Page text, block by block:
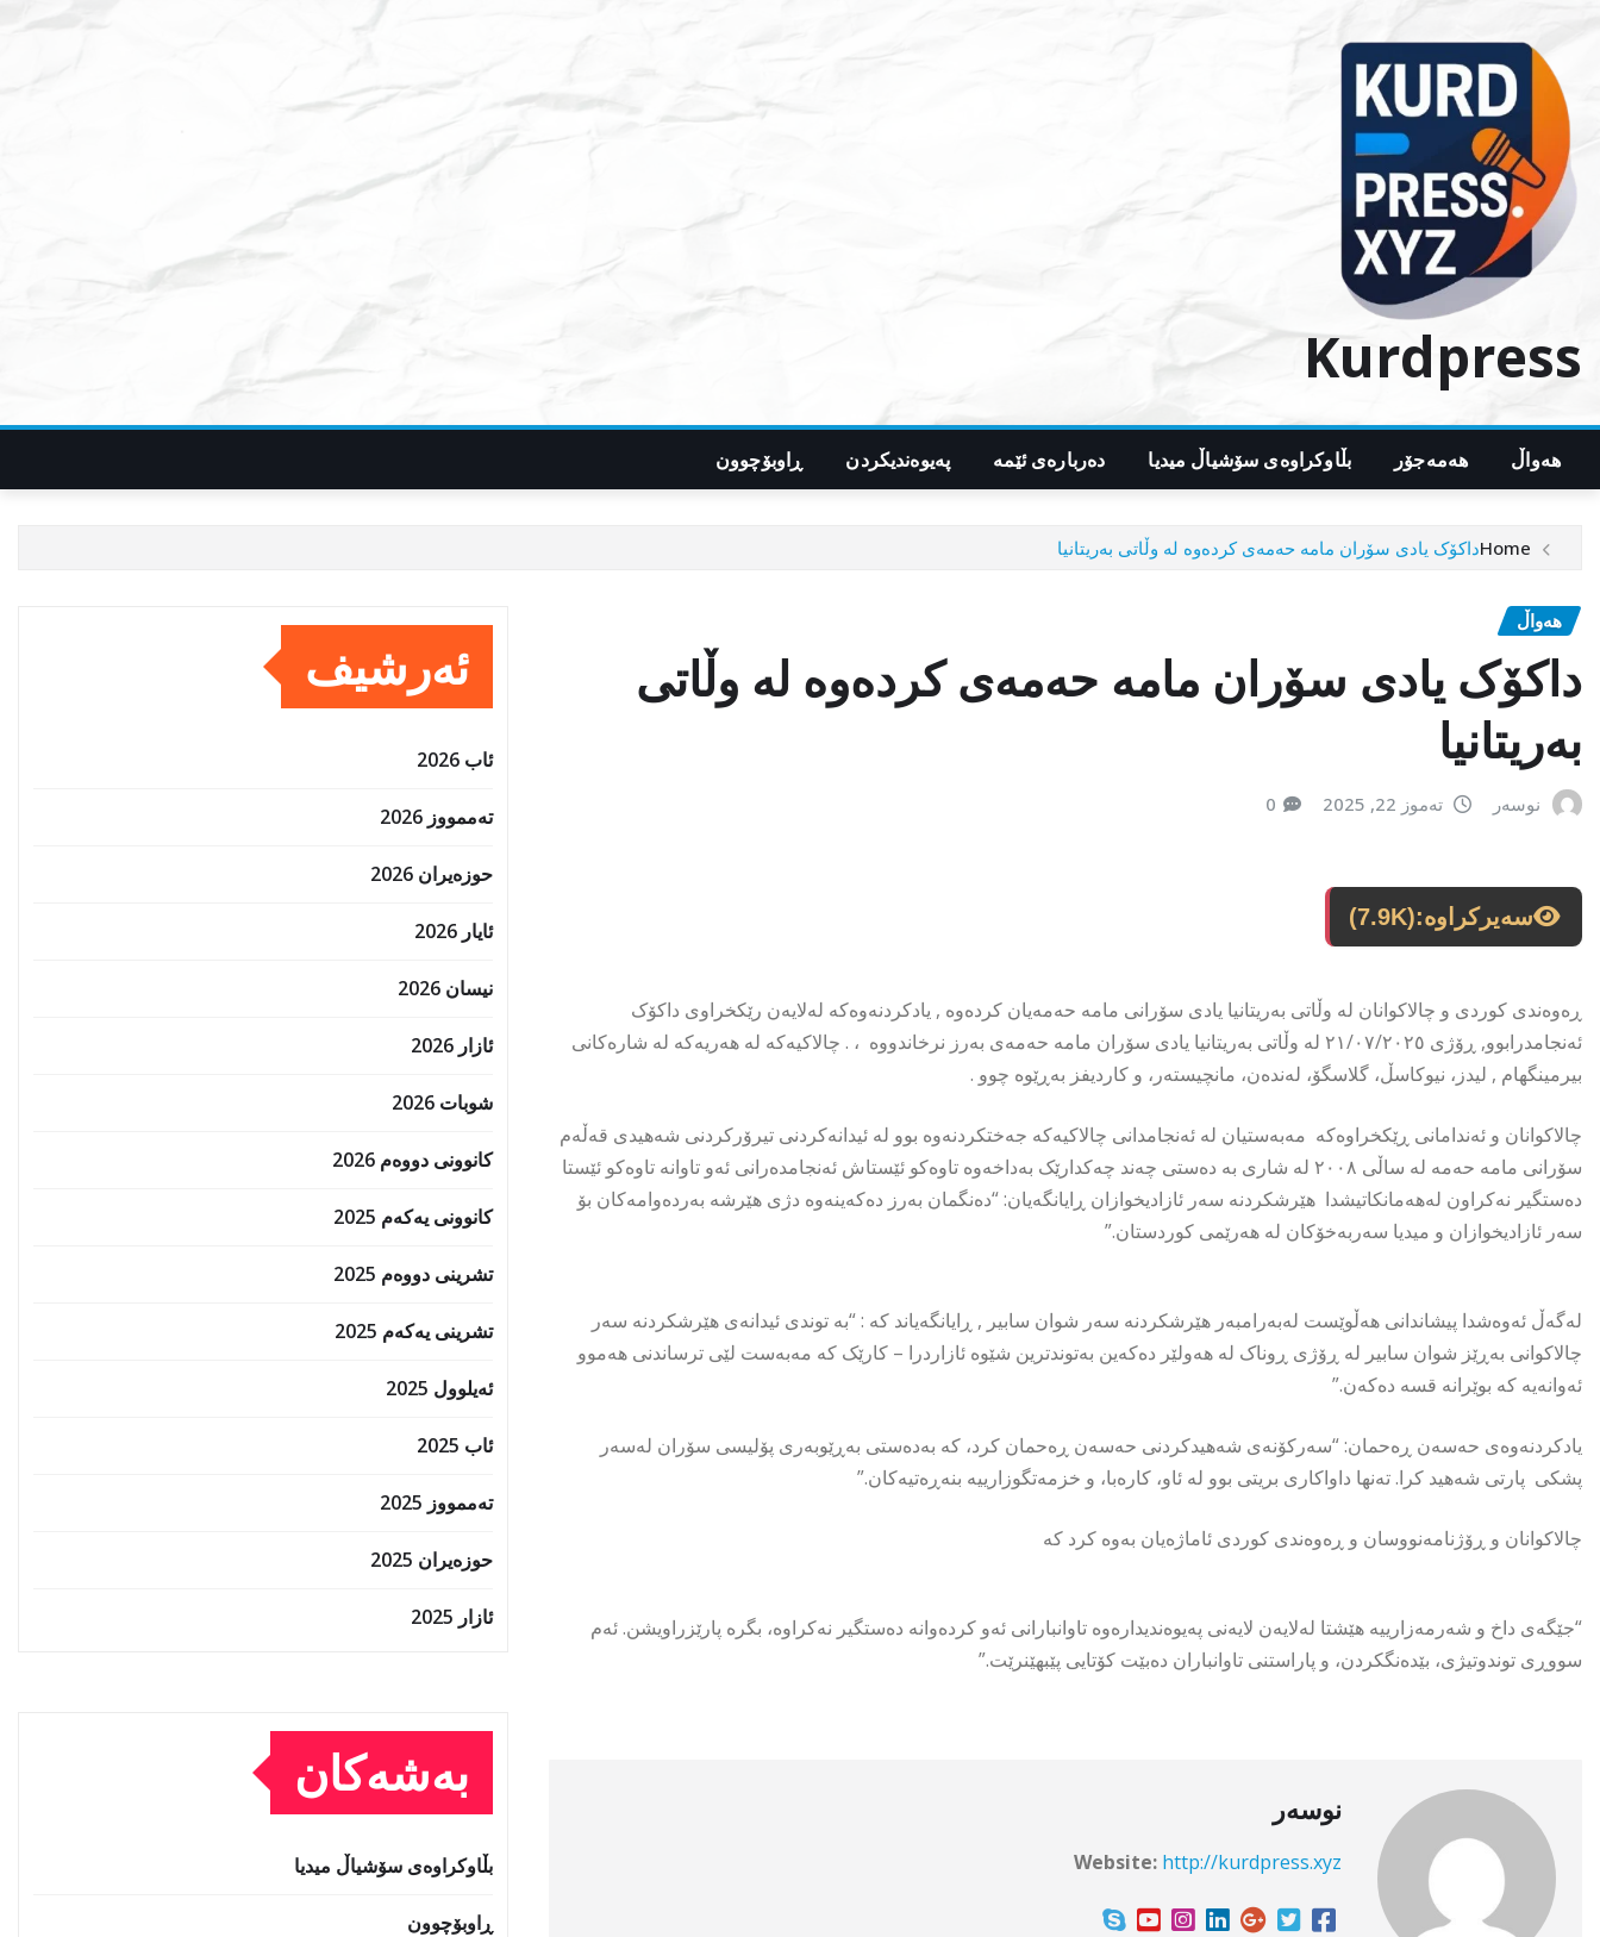
content
Kurdpress
هەواڵ هەمەجۆر بڵاوکراوەی سۆشیاڵ میدیا دەربارەی ئێمە پەیوەندیکردن ڕاوبۆچوون
Homeداکۆک یادی سۆران مامە حەمەی کردەوە لە وڵاتى بەریتانیا
هەواڵ
داکۆک یادی سۆران مامە حەمەی کردەوە لە وڵاتى
بەریتانیا
نوسەر تەموز 22, 2025 0
سەیرکراوە:(7.9K)
ڕەوەندى کوردى و چالاکوانان لە وڵاتى بەریتانیا یادى سۆرانى مامە حەمەیان کردەوە , یادکردنەوەکە لەلایەن رێکخراوی داکۆک
ئەنجامدرابوو, ڕۆژى ٢١/٠٧/٢٠٢٥ لە وڵاتى بەریتانیا یادی سۆران مامە حەمەی بەرز نرخاندووە ، . چالاکیەکە لە هەریەکە لە شارەکانى
بیرمینگهام , لیدز، نیوکاسڵ، گلاسگۆ، لەندەن، مانچیستەر، و کاردیفز بەڕێوە چوو .
چالاکوانان و ئەندامانى ڕێکخراوەکە مەبەستیان لە ئەنجامدانى چالاکیەکە جەختکردنەوە بوو لە ئیدانەکردنى تیرۆرکردنى شەهیدى قەڵەم
سۆرانى مامە حەمە لە ساڵى ٢٠٠٨ لە شارى بە دەستى چەند چەکدارێک بەداخەوە تاوەکو ئێستاش ئەنجامدەرانى ئەو تاوانە تاوەکو ئێستا
دەستگیر نەکراون لەهەمانکاتیشدا هێرشکردنە سەر ئازادیخوازان ڕایانگەیان: “دەنگمان بەرز دەکەینەوە دژی هێرشە بەردەوامەکان بۆ
سەر ئازادیخوازان و میدیا سەربەخۆکان لە هەرێمی کوردستان.”
لەگەڵ ئەوەشدا پیشاندانى هەڵوێست لەبەرامبەر هێرشکردنە سەر شوان سابیر , ڕایانگەیاند کە : “بە توندی ئیدانەی هێرشکردنە سەر
چالاکوانی بەڕێز شوان سابیر لە ڕۆژی ڕوناک لە هەولێر دەکەین بەتوندترین شێوە ئازاردرا – کارێک کە مەبەست لێی ترساندنی هەموو
ئەوانەیە کە بوێرانە قسە دەکەن.”
یادکردنەوەی حەسەن ڕەحمان: “سەرکۆنەی شەهیدکردنی حەسەن ڕەحمان کرد، کە بەدەستی بەڕێوبەرى پۆلیسى سۆران لەسەر
پشکى پارتی شەهید کرا. تەنها داواکاری بریتی بوو لە ئاو، کارەبا، و خزمەتگوزارییە بنەڕەتیەکان.”
چالاکوانان و ڕۆژنامەنووسان و ڕەوەندى کوردى ئاماژەیان بەوە کرد کە
“جێگەی داخ و شەرمەزارییە هێشتا لەلایەن لایەنى پەیوەندیدارەوە تاوانبارانى ئەو کردەوانە دەستگیر نەکراوە، بگرە پارێزراویشن. ئەم
سووڕی توندوتیژی، بێدەنگکردن، و پاراستنی تاوانباران دەبێت کۆتایی پێبهێنرێت.”
نوسەر
Website: http://kurdpress.xyz
ئەرشیف
ئاب 2026
تەممووز 2026
حوزه‌یران 2026
ئایار 2026
نیسان 2026
ئازار 2026
شوبات 2026
کانوونی دووەم 2026
کانوونی یەکەم 2025
تشرینی دووەم 2025
تشرینی یەکەم 2025
ئەیلوول 2025
ئاب 2025
تەممووز 2025
حوزه‌یران 2025
ئازار 2025
بەشەکان
بڵاوکراوەی سۆشیاڵ میدیا
ڕاوبۆچوون